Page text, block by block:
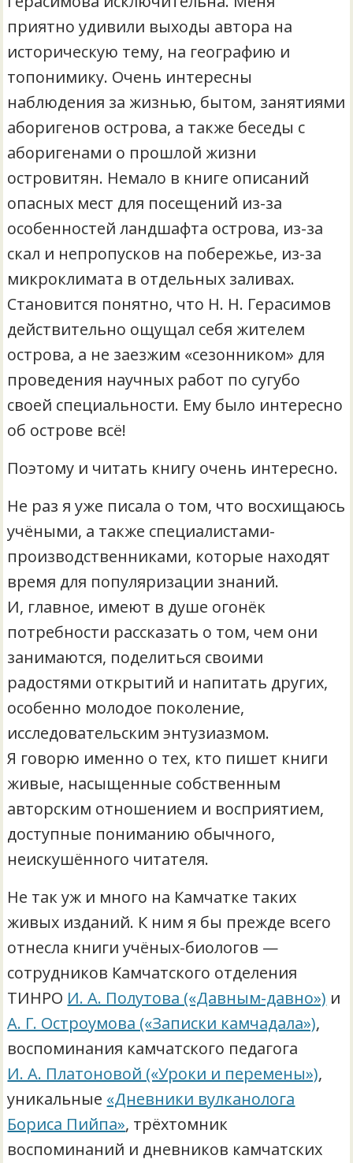
приятно удивили выходы автора на
историческую тему, на географию и
топонимику. Очень интересны
наблюдения за жизнью, бытом, занятиями
аборигенов острова, а также беседы с
аборигенами о прошлой жизни
островитян. Немало в книге описаний
опасных мест для посещений из-за
особенностей ландшафта острова, из-за
скал и непропусков на побережье, из-за
микроклимата в отдельных заливах.
Становится понятно, что Н. Н. Герасимов
действительно ощущал себя жителем
острова, а не заезжим «сезонником» для
проведения научных работ по сугубо
своей специальности. Ему было интересно
об острове всё!
Поэтому и читать книгу очень интересно.
Не раз я уже писала о том, что восхищаюсь
учёными, а также специалистами-
производственниками, которые находят
время для популяризации знаний.
И, главное, имеют в душе огонёк
потребности рассказать о том, чем они
занимаются, поделиться своими
радостями открытий и напитать других,
особенно молодое поколение,
исследовательским энтузиазмом.
Я говорю именно о тех, кто пишет книги
живые, насыщенные собственным
авторским отношением и восприятием,
доступные пониманию обычного,
неискушённого читателя.
Не так уж и много на Камчатке таких
живых изданий. К ним я бы прежде всего
отнесла книги учёных-биологов —
сотрудников Камчатского отделения
ТИНРО И. А. Полутова («Давным-давно») и
А. Г. Остроумова («Записки камчадала»),
воспоминания камчатского педагога
И. А. Платоновой («Уроки и перемены»),
уникальные «Дневники вулканолога
Бориса Пийпа», трёхтомник
воспоминаний и дневников камчатских